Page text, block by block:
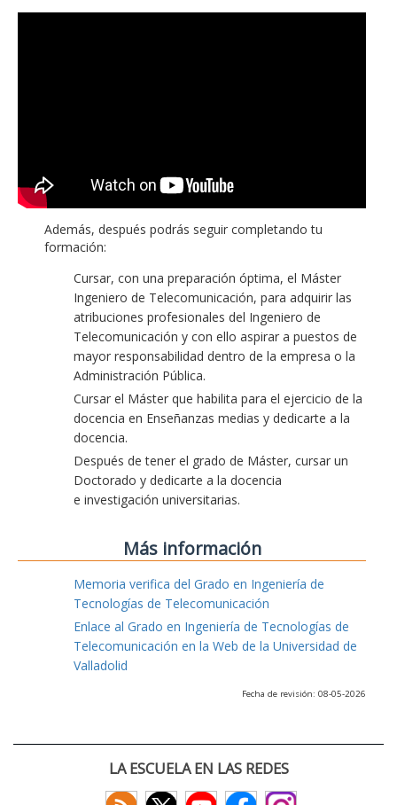
Además, después podrás seguir completando tu
formación:
Cursar, con una preparación óptima, el Máster
Ingeniero de Telecomunicación, para adquirir las
atribuciones profesionales del Ingeniero de
Telecomunicación y con ello aspirar a puestos de
mayor responsabilidad dentro de la empresa o la
Administración Pública.
Cursar el Máster que habilita para el ejercicio de la
docencia en Enseñanzas medias y dedicarte a la
docencia.
Después de tener el grado de Máster, cursar un
Doctorado y dedicarte a la docencia
e investigación universitarias.
Más información
Memoria verifica del Grado en Ingeniería de
Tecnologías de Telecomunicación
Enlace al Grado en Ingeniería de Tecnologías de
Telecomunicación en la Web de la Universidad de
Valladolid
Fecha de revisión: 08-05-2026
LA ESCUELA EN LAS REDES